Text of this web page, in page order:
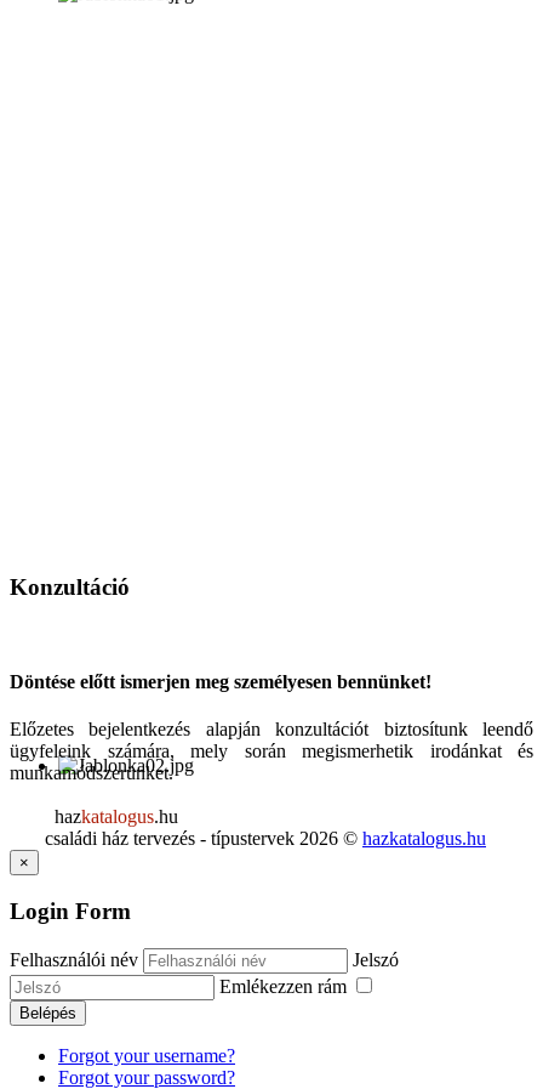
Konzultáció
Döntése előtt ismerjen meg személyesen bennünket!
Előzetes bejelentkezés alapján konzultációt biztosítunk leendő
ügyfeleink számára, mely során megismerhetik irodánkat és
munkamódszerünket.
hazkatalogus.hu
családi ház tervezés - típustervek 2026 © hazkatalogus.hu
×
Login Form
Felhasználói név
Jelszó
Emlékezzen rám
Belépés
Forgot your username?
Forgot your password?